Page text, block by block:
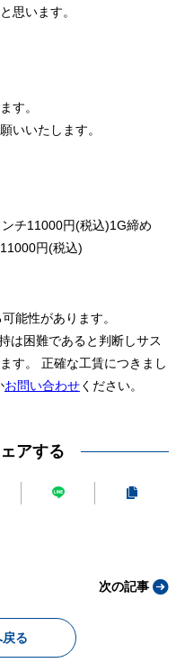
思います。
す。
いいたします。
チ11000円(税込)1G締め
円(税込)
能性があります。
は困難であると判断しサス
す。 正確な工賃につきまし
お問い合わせください。
アする
る
次の記事